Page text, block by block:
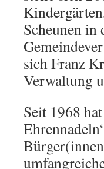
Scheunen
sich Franz
Verwaltung
Seit 1968